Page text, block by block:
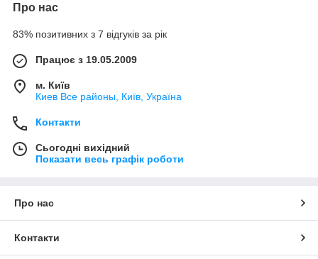
Про нас
83% позитивних з 7 відгуків за рік
Працює з 19.05.2009
м. Київ
Киев Все районы, Київ, Україна
Контакти
Сьогодні вихідний
Показати весь графік роботи
Про нас
Контакти